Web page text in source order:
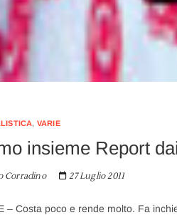
, VARIE
insieme Report
Corradino 27 Luglio 2011
– Costa poco e rende molto. Fa